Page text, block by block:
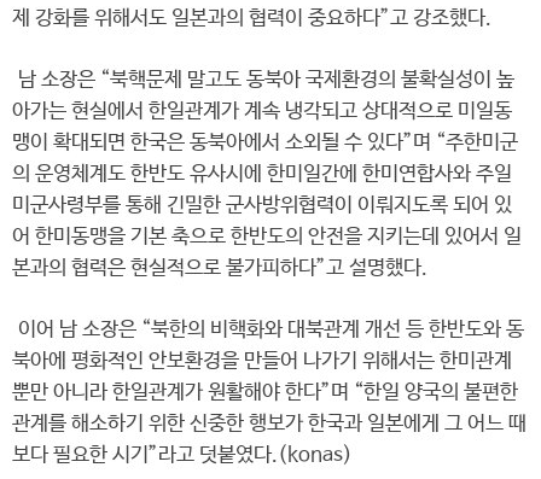
제 강화를 위해서도 일본과의 협력이 중요하다”고 강조했다.
남 소장은 “북핵문제 말고도 동북아 국제환경의 불확실성이 높
아가는 현실에서 한일관계가 계속 냉각되고 상대적으로 미일동
맹이 확대되면 한국은 동북아에서 소외될 수 있다”며 “주한미군
의 운영체계도 한반도 유사시에 한미일간에 한미연합사와 주일
미군사령부를 통해 긴밀한 군사방위협력이 이뤄지도록 되어 있
어 한미동맹을 기본 축으로 한반도의 안전을 지키는데 있어서 일
본과의 협력은 현실적으로 불가피하다”고 설명했다.
이어 남 소장은 “북한의 비핵화와 대북관계 개선 등 한반도와 동
북아에 평화적인 안보환경을 만들어 나가기 위해서는 한미관계
뿐만 아니라 한일관계가 원활해야 한다”며 “한일 양국의 불편한
관계를 해소하기 위한 신중한 행보가 한국과 일본에게 그 어느 때
보다 필요한 시기”라고 덧붙였다.(konas)